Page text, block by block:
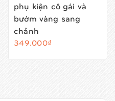
phụ kiện cô gái và
bướm vàng sang
chảnh
349.000₫